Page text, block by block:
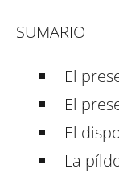
SUMARIO
El
El
El
La